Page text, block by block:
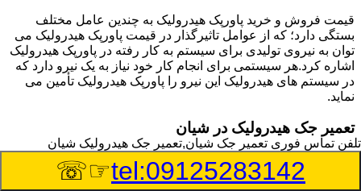
قیمت فروش و خرید پاورپک هیدرولیک به چندین عامل مختلف
بستگی دارد؛ که از عوامل تاثیرگذار در قیمت پاورپک هیدرولیک می
توان به نیروی تولیدی برای سیستم به کار رفته در پاورپک هیدرولیک
اشاره کرد.هر سیستمی برای انجام کار خود نیاز به یک نیرو دارد که
در سیستم های هیدرولیک این نیرو را پاورپک هیدرولیک تأمین می
نماید.
تعمیر جک هیدرولیک در شیان
وسیله‎ای که با عملکرد خود موجب بلند شدن اهرم و یا وزن سنگین
در یک قسمت می گردد را جک هیدرولیک می نامند.جک هیدرولیک
تلفن تماس فوری تعمیر جک شیان,تعمیر جک هیدرولیک شیان
tel:09125283142
☞☏